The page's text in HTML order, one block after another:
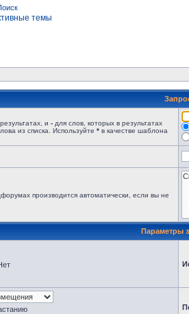
темы
и - для слов, которых в результатах
из списка. Используйте * в качестве шаблона
производится автоматически, если вы не
Параметры